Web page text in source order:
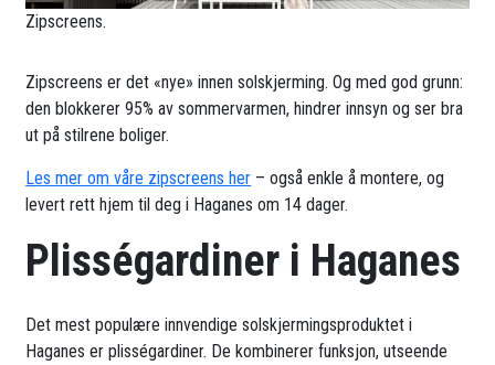
Zipscreens.
Zipscreens er det «nye» innen solskjerming. Og med god grunn:
den blokkerer 95% av sommervarmen, hindrer innsyn og ser bra
ut på stilrene boliger.
Les mer om våre zipscreens her – også enkle å montere, og
levert rett hjem til deg i Haganes om 14 dager.
Plisségardiner i Haganes
Det mest populære innvendige solskjermingsproduktet i
Haganes er plisségardiner. De kombinerer funksjon, utseende